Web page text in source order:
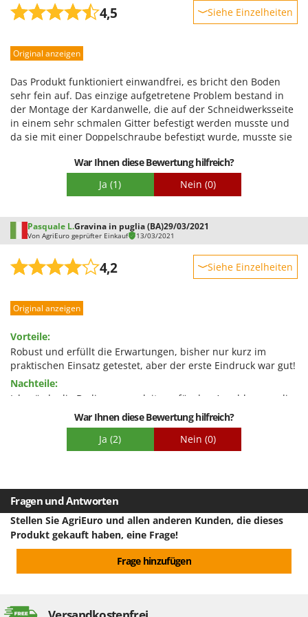
WIDU
Wolf Garten
Worx
Y Yard Force
Zodiac
4,5 Siehe Einzelheiten
Leistung
Qualität / Preis
Schwierigkeitsgrad Zusammenbau
Verpackung
Original anzeigen
Das Produkt funktioniert einwandfrei, es bricht den Boden
sehr fein auf. Das einzige aufgetretene Problem bestand in
der Montage der Kardanwelle, die auf der Schneidwerksseite
in einem sehr schmalen Gitter befestigt werden musste und
da sie mit einer Doppelschraube befestigt wurde, musste sie
War Ihnen diese Bewertung hilfreich?
Ja (1) Nein (0)
Pasquale L.Gravina in puglia (BA)29/03/2021
Von AgriEuro geprüfter Einkauf 13/03/2021
4,2 Siehe Einzelheiten
Leistung
Qualität / Preis
Schwierigkeitsgrad Zusammenbau
Verpackung
Original anzeigen
Vorteile:
Robust und erfüllt die Erwartungen, bisher nur kurz im
praktischen Einsatz getestet, aber der erste Eindruck war gut!
Nachteile:
Ich würde die Bedienungsanleitung für den Anschluss an die
Maschine (z. B. muss das Gelenk in der Länge eingestellt
werden usw.) mit einer einseitigen Kurzanleitung für den
Schnellstart und leicht verständlichen Anweisungen, auch für
Hobbyanwender, verbessern.
War Ihnen diese Bewertung hilfreich?
Ja (2) Nein (0)
Fragen und Antworten
Stellen Sie AgriEuro und allen anderen Kunden, die dieses
Produkt gekauft haben, eine Frage!
Frage hinzufügen